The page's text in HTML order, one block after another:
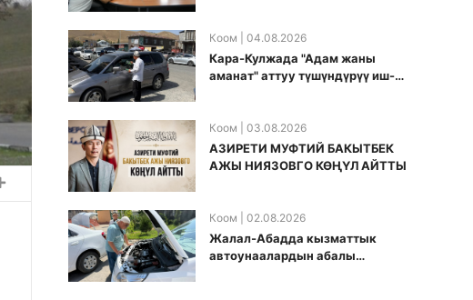
Коом | 04.08.2026
Кара-Кулжада "Адам жаны
аманат" аттуу түшүндүрүү иш-
Коом | 03.08.2026
АЗИРЕТИ МУФТИЙ БАКЫТБЕК
АЖЫ НИЯЗОВГО КӨҢҮЛ АЙТТЫ
Коом | 02.08.2026
Жалал-Абадда кызматтык
автоунаалардын абалы